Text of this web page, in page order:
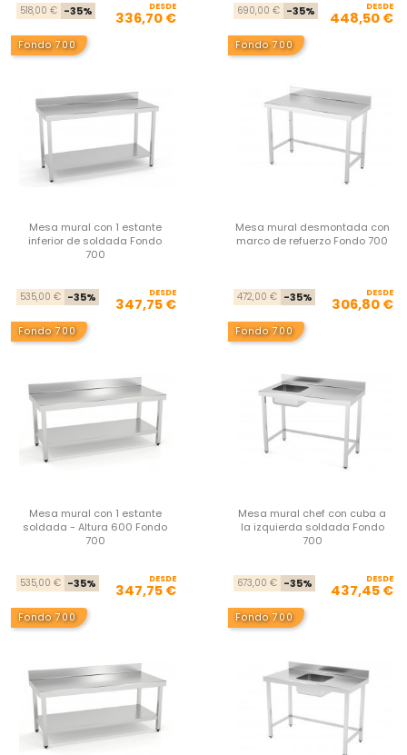
Precio base
518,00 € -35% Precio
DESDE
336,70 € 690,00 € -35% DESDE
448,50 €
Fondo 700
Mesa mural con 1 estante
inferior de soldada Fondo
700
Precio base
535,00 € -35% Precio
DESDE
347,75 €
Fondo 700
Mesa mural desmontada con
marco de refuerzo Fondo 700
472,00 € -35% DESDE
306,80 €
Fondo 700
Mesa mural con 1 estante
soldada - Altura 600 Fondo
700
Precio base
535,00 € -35% Precio
DESDE
347,75 €
Fondo 700
Mesa mural chef con cuba a
la izquierda soldada Fondo
700
673,00 € -35% DESDE
437,45 €
Fondo 700 Fondo 700